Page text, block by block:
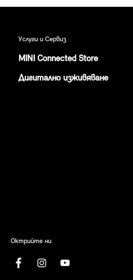
Услуги и Сервиз
MINI Connected Store
Дигитално изживяване
Октрийте ни